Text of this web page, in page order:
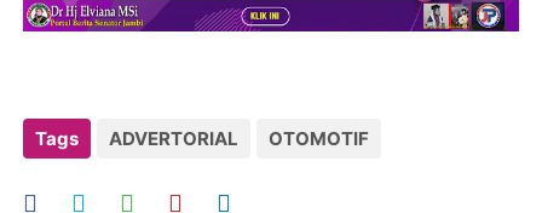
Tags ADVERTORIAL OTOMOTIF